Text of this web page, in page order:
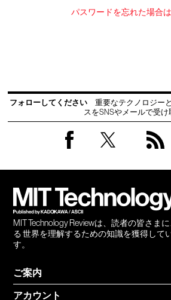
パスワードを忘れた場合
フォローしてください
重要なテクノロジー
スをSNSやメールで受け
MIT Technology Reviewは、読者の皆さま
る 世界を理解するための知識を獲得して
す。
ご案内
アカウント